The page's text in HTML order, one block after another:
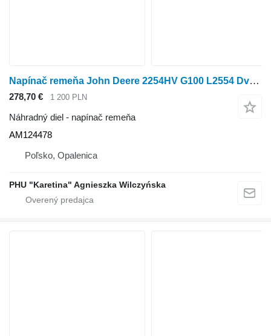
Napínač remeňa John Deere 2254HV G100 L2554 Dvojitý napínač kladky AM124478 na traktorovej kosačky John Deere 2254HV G100
278,70 € 1 200 PLN
Náhradný diel - napínač remeňa
AM124478
Poľsko, Opalenica
PHU "Karetina" Agnieszka Wilczyńska